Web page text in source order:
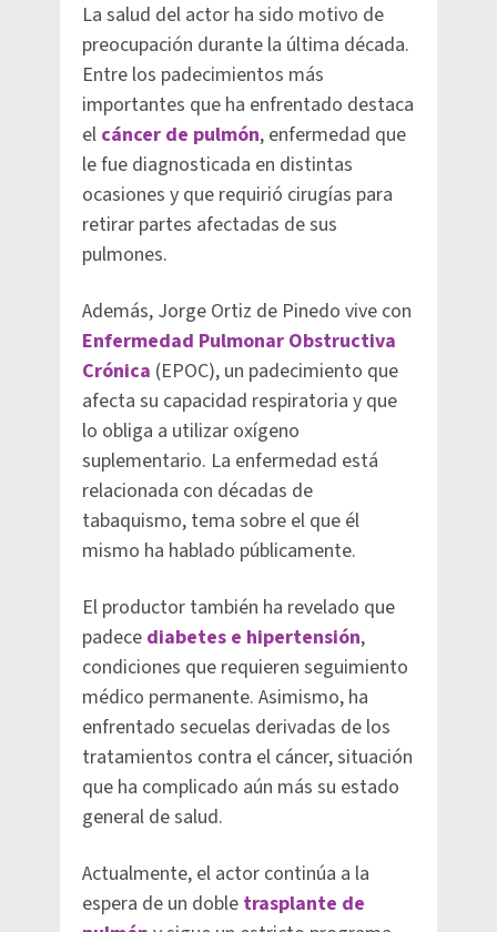
La salud del actor ha sido motivo de
preocupación durante la última década.
Entre los padecimientos más
importantes que ha enfrentado destaca
el cáncer de pulmón, enfermedad que
le fue diagnosticada en distintas
ocasiones y que requirió cirugías para
retirar partes afectadas de sus
pulmones.
Además, Jorge Ortiz de Pinedo vive con
Enfermedad Pulmonar Obstructiva
Crónica (EPOC), un padecimiento que
afecta su capacidad respiratoria y que
lo obliga a utilizar oxígeno
suplementario. La enfermedad está
relacionada con décadas de
tabaquismo, tema sobre el que él
mismo ha hablado públicamente.
El productor también ha revelado que
padece diabetes e hipertensión,
condiciones que requieren seguimiento
médico permanente. Asimismo, ha
enfrentado secuelas derivadas de los
tratamientos contra el cáncer, situación
que ha complicado aún más su estado
general de salud.
Actualmente, el actor continúa a la
espera de un doble trasplante de